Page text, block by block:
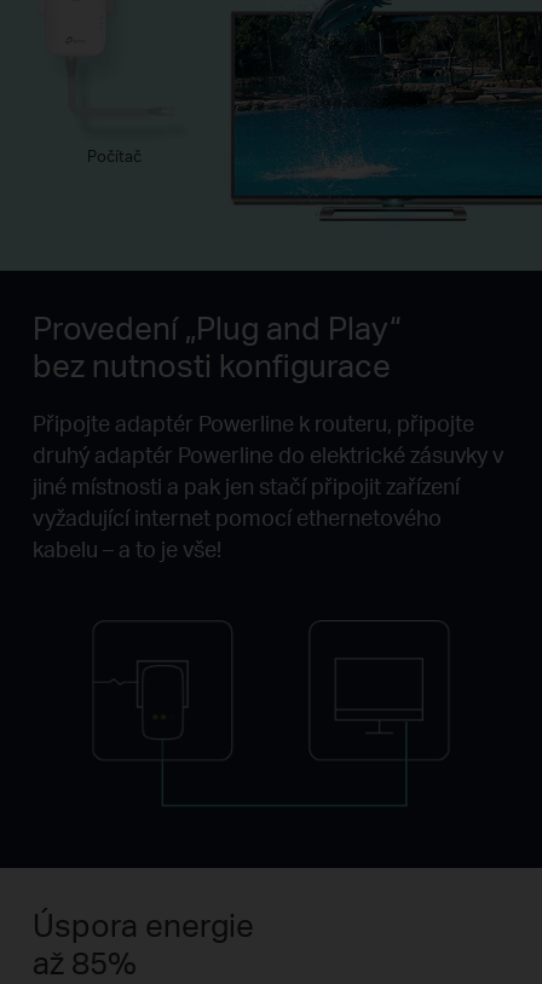
Počítač
Provedení „Plug and Play“
bez nutnosti konfigurace
Připojte adaptér Powerline k routeru, připojte
druhý adaptér Powerline do elektrické zásuvky v
jiné místnosti a pak jen stačí připojit zařízení
vyžadující internet pomocí ethernetového
kabelu – a to je vše!
Úspora energie
až 85%